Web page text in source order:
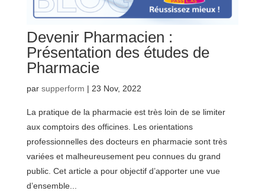
Devenir Pharmacien :
Présentation des études de
Pharmacie
par supperform | 23 Nov, 2022
La pratique de la pharmacie est très loin de se limiter
aux comptoirs des officines. Les orientations
professionnelles des docteurs en pharmacie sont très
variées et malheureusement peu connues du grand
public. Cet article a pour objectif d’apporter une vue
d’ensemble...